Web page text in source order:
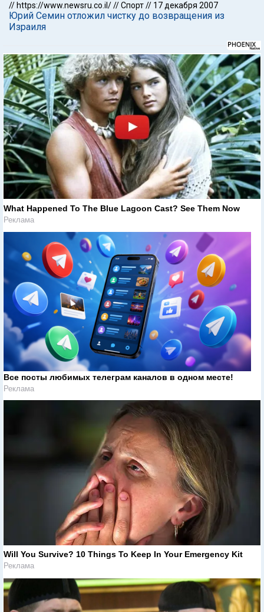
// https://www.newsru.co.il///Спорт// 17 декабря 2007
Юрий Семин отложил чистку до возвращения из
Израиля
What Happened To The Blue Lagoon Cast? See Them Now
Реклама
Все посты любимых телеграм каналов в одном месте!
Реклама
Will You Survive? 10 Things To Keep In Your Emergency Kit
Реклама